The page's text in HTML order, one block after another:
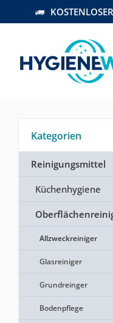
Kategorien
Reinigungsmittel
Küchenhygiene
Allzweckreiniger
Glasreiniger
Grundreinger
Bodenpflege